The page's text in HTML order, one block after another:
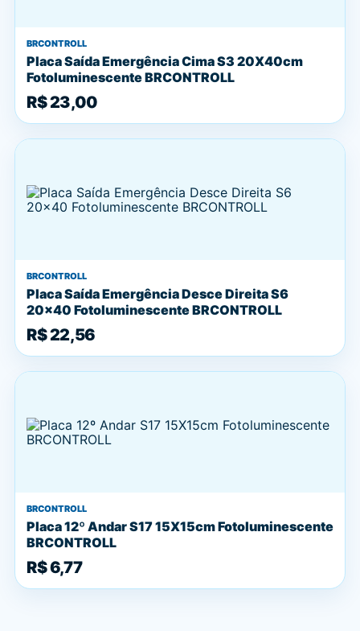
BRCONTROLL
Placa Saída Emergência Cima S3 20X40cm
Fotoluminescente BRCONTROLL
R$ 23,00
BRCONTROLL
Placa Saída Emergência Desce Direita S6
20x40 Fotoluminescente BRCONTROLL
R$ 22,56
BRCONTROLL
Placa 12º Andar S17 15X15cm Fotoluminescente
BRCONTROLL
R$ 6,77